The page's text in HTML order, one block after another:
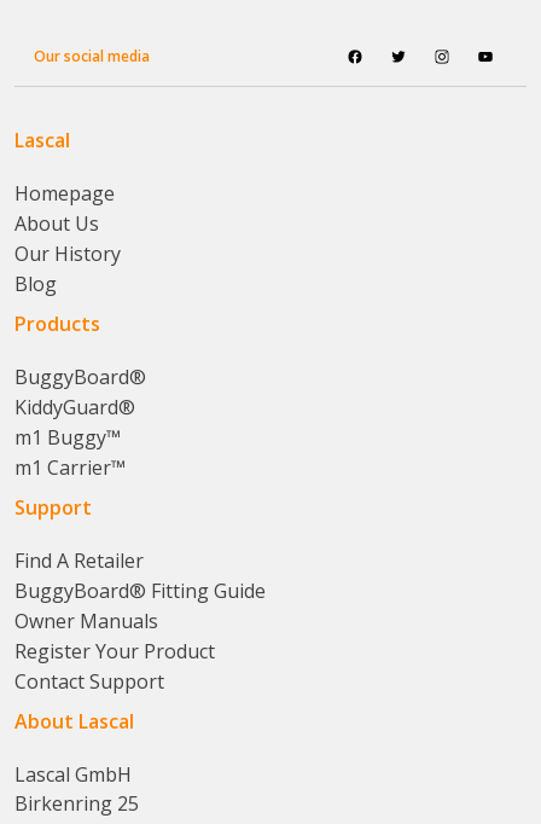
Our social media
Lascal
Homepage
About Us
Our History
Blog
Products
BuggyBoard®
KiddyGuard®
m1 Buggy™
m1 Carrier™
Support
Find A Retailer
BuggyBoard® Fitting Guide
Owner Manuals
Register Your Product
Contact Support
About Lascal
Lascal GmbH
Birkenring 25